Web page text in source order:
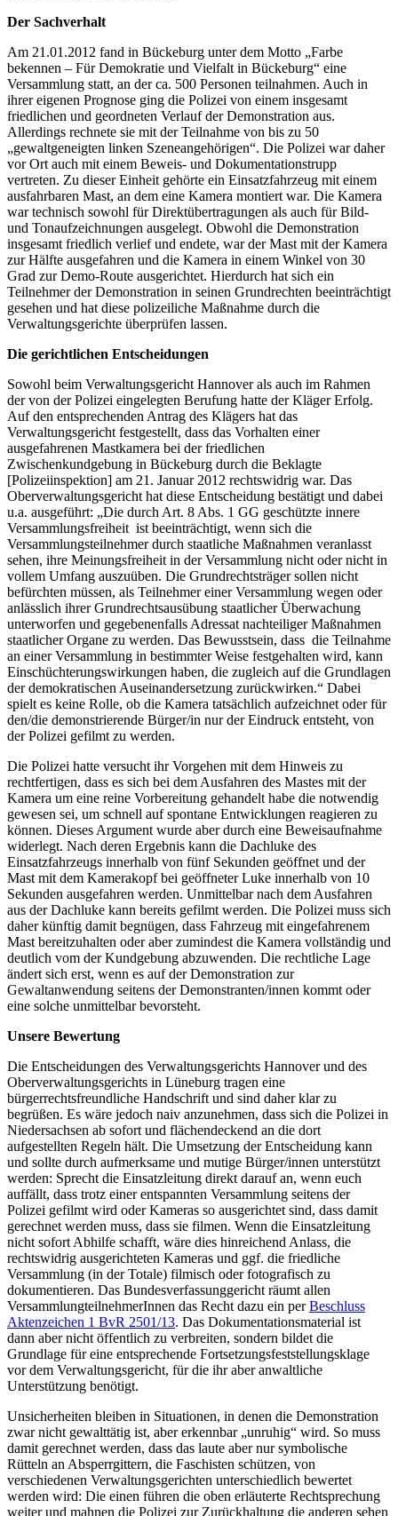
Der Sachverhalt
Am 21.01.2012 fand in Bückeburg unter dem Motto „Farbe
bekennen – Für Demokratie und Vielfalt in Bückeburg“ eine
Versammlung statt, an der ca. 500 Personen teilnahmen. Auch in
ihrer eigenen Prognose ging die Polizei von einem insgesamt
friedlichen und geordneten Verlauf der Demonstration aus.
Allerdings rechnete sie mit der Teilnahme von bis zu 50
„gewaltgeneigten linken Szeneangehörigen“. Die Polizei war daher
vor Ort auch mit einem Beweis- und Dokumentationstrupp
vertreten. Zu dieser Einheit gehörte ein Einsatzfahrzeug mit einem
ausfahrbaren Mast, an dem eine Kamera montiert war. Die Kamera
war technisch sowohl für Direktübertragungen als auch für Bild-
und Tonaufzeichnungen ausgelegt. Obwohl die Demonstration
insgesamt friedlich verlief und endete, war der Mast mit der Kamera
zur Hälfte ausgefahren und die Kamera in einem Winkel von 30
Grad zur Demo-Route ausgerichtet. Hierdurch hat sich ein
Teilnehmer der Demonstration in seinen Grundrechten beeinträchtigt
gesehen und hat diese polizeiliche Maßnahme durch die
Verwaltungsgerichte überprüfen lassen.
Die gerichtlichen Entscheidungen
Sowohl beim Verwaltungsgericht Hannover als auch im Rahmen
der von der Polizei eingelegten Berufung hatte der Kläger Erfolg.
Auf den entsprechenden Antrag des Klägers hat das
Verwaltungsgericht festgestellt, dass das Vorhalten einer
ausgefahrenen Mastkamera bei der friedlichen
Zwischenkundgebung in Bückeburg durch die Beklagte
[Polizeiinspektion] am 21. Januar 2012 rechtswidrig war. Das
Oberverwaltungsgericht hat diese Entscheidung bestätigt und dabei
u.a. ausgeführt: „Die durch Art. 8 Abs. 1 GG geschützte innere
Versammlungsfreiheit ist beeinträchtigt, wenn sich die
Versammlungsteilnehmer durch staatliche Maßnahmen veranlasst
sehen, ihre Meinungsfreiheit in der Versammlung nicht oder nicht in
vollem Umfang auszuüben. Die Grundrechtsträger sollen nicht
befürchten müssen, als Teilnehmer einer Versammlung wegen oder
anlässlich ihrer Grundrechtsausübung staatlicher Überwachung
unterworfen und gegebenenfalls Adressat nachteiliger Maßnahmen
staatlicher Organe zu werden. Das Bewusstsein, dass die Teilnahme
an einer Versammlung in bestimmter Weise festgehalten wird, kann
Einschüchterungswirkungen haben, die zugleich auf die Grundlagen
der demokratischen Auseinandersetzung zurückwirken.“ Dabei
spielt es keine Rolle, ob die Kamera tatsächlich aufzeichnet oder für
den/die demonstrierende Bürger/in nur der Eindruck entsteht, von
der Polizei gefilmt zu werden.
Die Polizei hatte versucht ihr Vorgehen mit dem Hinweis zu
rechtfertigen, dass es sich bei dem Ausfahren des Mastes mit der
Kamera um eine reine Vorbereitung gehandelt habe die notwendig
gewesen sei, um schnell auf spontane Entwicklungen reagieren zu
können. Dieses Argument wurde aber durch eine Beweisaufnahme
widerlegt. Nach deren Ergebnis kann die Dachluke des
Einsatzfahrzeugs innerhalb von fünf Sekunden geöffnet und der
Mast mit dem Kamerakopf bei geöffneter Luke innerhalb von 10
Sekunden ausgefahren werden. Unmittelbar nach dem Ausfahren
aus der Dachluke kann bereits gefilmt werden. Die Polizei muss sich
daher künftig damit begnügen, dass Fahrzeug mit eingefahrenem
Mast bereitzuhalten oder aber zumindest die Kamera vollständig und
deutlich vom der Kundgebung abzuwenden. Die rechtliche Lage
ändert sich erst, wenn es auf der Demonstration zur
Gewaltanwendung seitens der Demonstranten/innen kommt oder
eine solche unmittelbar bevorsteht.
Unsere Bewertung
Die Entscheidungen des Verwaltungsgerichts Hannover und des
Oberverwaltungsgerichts in Lüneburg tragen eine
bürgerrechtsfreundliche Handschrift und sind daher klar zu
begrüßen. Es wäre jedoch naiv anzunehmen, dass sich die Polizei in
Niedersachsen ab sofort und flächendeckend an die dort
aufgestellten Regeln hält. Die Umsetzung der Entscheidung kann
und sollte durch aufmerksame und mutige Bürger/innen unterstützt
werden: Sprecht die Einsatzleitung direkt darauf an, wenn euch
auffällt, dass trotz einer entspannten Versammlung seitens der
Polizei gefilmt wird oder Kameras so ausgerichtet sind, dass damit
gerechnet werden muss, dass sie filmen. Wenn die Einsatzleitung
nicht sofort Abhilfe schafft, wäre dies hinreichend Anlass, die
rechtswidrig ausgerichteten Kameras und ggf. die friedliche
Versammlung (in der Totale) filmisch oder fotografisch zu
dokumentieren. Das Bundesverfassunggericht räumt allen
VersammlungteilnehmerInnen das Recht dazu ein perBeschluss
Aktenzeichen 1 BvR 2501/13. Das Dokumentationsmaterial ist
dann aber nicht öffentlich zu verbreiten, sondern bildet die
Grundlage für eine entsprechende Fortsetzungsfeststellungsklage
vor dem Verwaltungsgericht, für die ihr aber anwaltliche
Unterstützung benötigt.
Unsicherheiten bleiben in Situationen, in denen die Demonstration
zwar nicht gewalttätig ist, aber erkennbar „unruhig“ wird. So muss
damit gerechnet werden, dass das laute aber nur symbolische
Rütteln an Absperrgittern, die Faschisten schützen, von
verschiedenen Verwaltungsgerichten unterschiedlich bewertet
werden wird: Die einen führen die oben erläuterte Rechtsprechung
weiter und mahnen die Polizei zur Zurückhaltung die anderen sehen